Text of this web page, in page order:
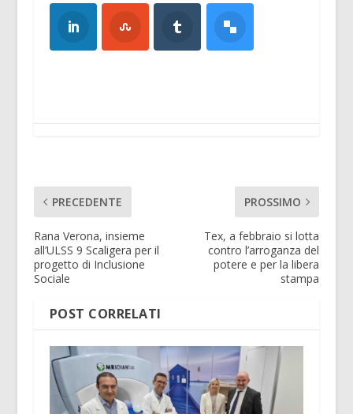
PRECEDENTE
Rana Verona, insieme
all’ULSS 9 Scaligera per il
progetto di Inclusione
Sociale
PROSSIMO
Tex, a febbraio si lotta
contro l’arroganza del
potere e per la libera
stampa
POST CORRELATI